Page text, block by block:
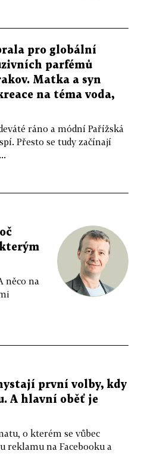
pro globální
parfémů
Matka a syn
na téma voda,
ráno a módní Pařížská
Přesto se tudy začínají
něco na
první volby, kdy
A hlavní oběť je
o kterém se vůbec
reklamu na Facebooku a